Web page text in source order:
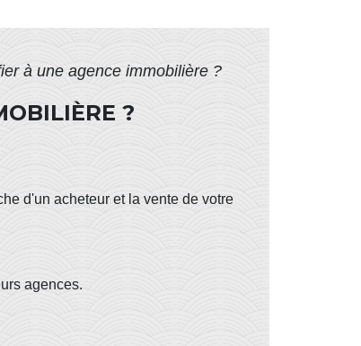
à une agence immobilière ?
?
d'un acheteur et la vente de votre
agences.